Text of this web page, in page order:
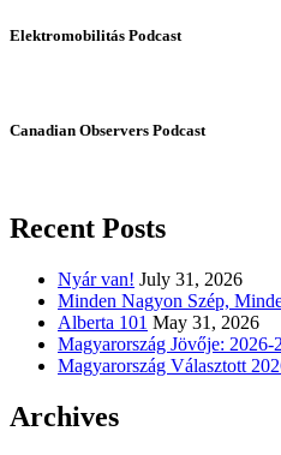
Elektromobilitás Podcast
Canadian Observers Podcast
Recent Posts
Nyár van! July 31, 2026
Minden Nagyon Szép,
Alberta 101 May 31, 2026
Magyarország Jövője: 2026-
Magyarország Választott
Archives